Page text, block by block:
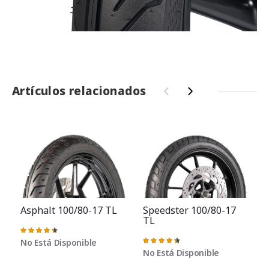
Artículos relacionados ‹ ›
Asphalt 100/80-17 TL
Valoración:
91%
No Está Disponible
Speedster 100/80-17
TL
Valoración:
91%
No Está Disponible